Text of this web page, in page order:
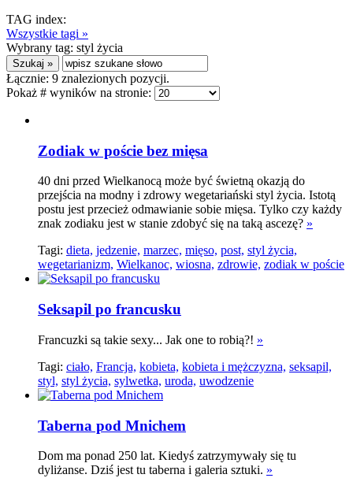
TAG index:
Wszystkie tagi »
Wybrany tag: styl życia
Łącznie: 9 znalezionych pozycji.
Pokaż # wyników na stronie:
Zodiak w poście bez mięsa
40 dni przed Wielkanocą może być świetną okazją do
przejścia na modny i zdrowy wegetariański styl życia. Istotą
postu jest przecież odmawianie sobie mięsa. Tylko czy każdy
znak zodiaku jest w stanie zdobyć się na taką ascezę? »
Tagi: dieta, jedzenie, marzec, mięso, post, styl życia,
wegetarianizm, Wielkanoc, wiosna, zdrowie, zodiak w poście
Seksapil po francusku
Francuzki są takie sexy... Jak one to robią?! »
Tagi: ciało, Francja, kobieta, kobieta i mężczyzna, seksapil,
styl, styl życia, sylwetka, uroda, uwodzenie
Taberna pod Mnichem
Dom ma ponad 250 lat. Kiedyś zatrzymywały się tu
dyliżanse. Dziś jest tu taberna i galeria sztuki. »